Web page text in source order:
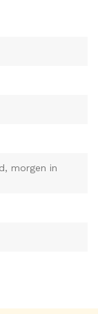
enkel aan
de knop
morgen in